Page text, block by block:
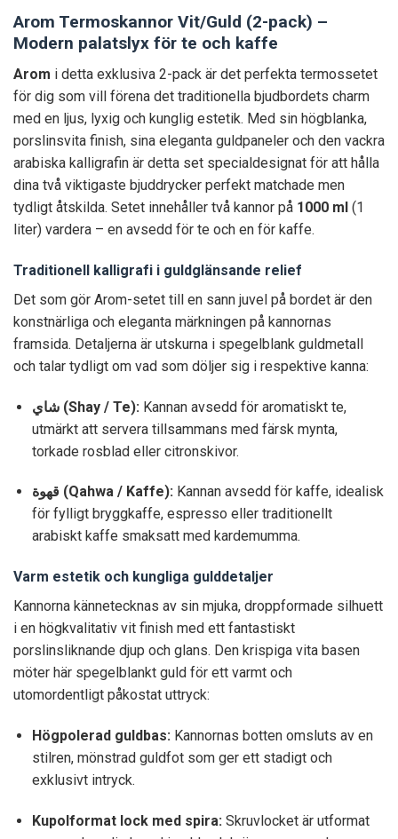
Arom Termoskannor Vit/Guld (2-pack) –
Modern palatslyx för te och kaffe
Arom i detta exklusiva 2-pack är det perfekta termossetet
för dig som vill förena det traditionella bjudbordets charm
med en ljus, lyxig och kunglig estetik. Med sin högblanka,
porslinsvita finish, sina eleganta guldpaneler och den vackra
arabiska kalligrafin är detta set specialdesignat för att hålla
dina två viktigaste bjuddrycker perfekt matchade men
tydligt åtskilda. Setet innehåller två kannor på 1000 ml (1
liter) vardera – en avsedd för te och en för kaffe.
Traditionell kalligrafi i guldglänsande relief
Det som gör Arom-setet till en sann juvel på bordet är den
konstnärliga och eleganta märkningen på kannornas
framsida. Detaljerna är utskurna i spegelblank guldmetall
och talar tydligt om vad som döljer sig i respektive kanna:
شاي (Shay / Te): Kannan avsedd för aromatiskt te,
utmärkt att servera tillsammans med färsk mynta,
torkade rosblad eller citronskivor.
قهوة (Qahwa / Kaffe):Kannan avsedd för kaffe, idealisk
för fylligt bryggkaffe, espresso eller traditionellt
arabiskt kaffe smaksatt med kardemumma.
Varm estetik och kungliga gulddetaljer
Kannorna kännetecknas av sin mjuka, droppformade silhuett
i en högkvalitativ vit finish med ett fantastiskt
porslinsliknande djup och glans. Den krispiga vita basen
möter här spegelblankt guld för ett varmt och
utomordentligt påkostat uttryck:
Högpolerad guldbas:Kannornas botten omsluts av en
stilren, mönstrad guldfot som ger ett stadigt och
exklusivt intryck.
Kupolformat lock med spira: Skruvlocket är utformat